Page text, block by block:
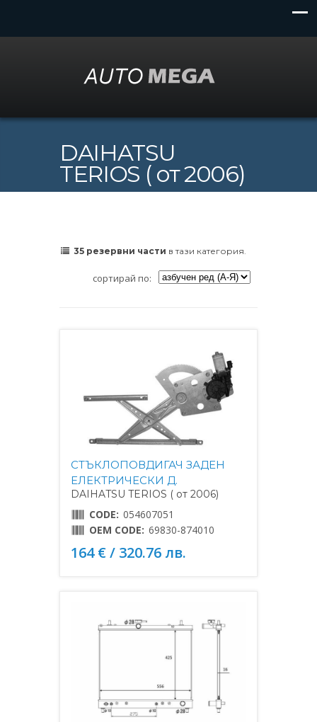
DAIHATSU
TERIOS ( от 2006)
35 резервни части в тази категория.
сортирай по:
СТЪКЛОПОВДИГАЧ ЗАДЕН
ЕЛЕКТРИЧЕСКИ Д.
DAIHATSU TERIOS ( от 2006)
CODE: 054607051
OEM CODE: 69830-874010
164 € / 320.76 лв.